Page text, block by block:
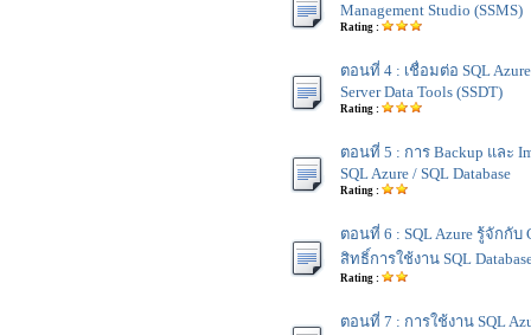
Management Studio (SSMS)
Rating :
ตอนที่ 4 : เชื่อมต่อ SQL
Server Data Tools (SSDT)
Rating :
ตอนที่ 5 : การ Backup และ
SQL Azure / SQL Database
Rating :
ตอนที่ 6 : SQL Azure รู้จักกับ
สิทธิ์การใช้งาน SQL
Rating :
ตอนที่ 7 : การใช้งาน SQL